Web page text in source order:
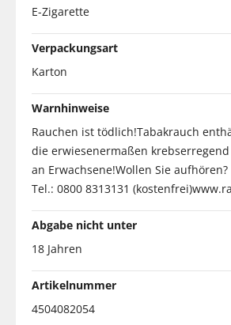
E-Zigarette
Verpackungsart
Karton
Warnhinweise
Rauchen ist tödlich!Tabakrauch
die erwiesenermaßen
an Erwachsene!Wollen Sie
Tel.: 0800 8313131
Abgabe nicht unter
18 Jahren
Artikelnummer
4504082054